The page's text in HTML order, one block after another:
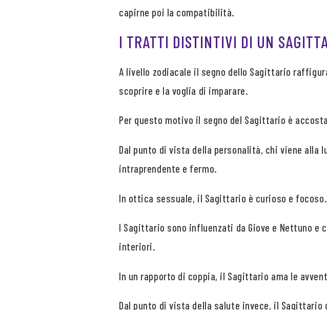
capirne poi la compatibilità.
I TRATTI DISTINTIVI DI UN
A livello zodiacale il segno dello Sagittario
scoprire e la voglia di imparare.
Per questo motivo il segno del Sagittario è
Dal punto di vista della personalità, chi viene alla
intraprendente e fermo.
In ottica sessuale, il Sagittario è curioso e focoso.
I Sagittario sono influenzati da Giove e Nettuno e
interiori.
In un rapporto di coppia, il Sagittario ama le
Dal punto di vista della salute invece, il